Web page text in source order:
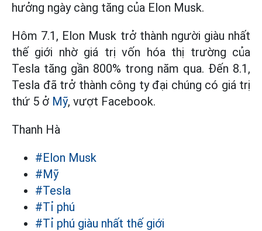
hưởng ngày càng tăng của Elon Musk.
Hôm 7.1, Elon Musk trở thành người giàu nhất
thế giới nhờ giá trị vốn hóa thị trường của
Tesla tăng gần 800% trong năm qua. Đến 8.1,
Tesla đã trở thành công ty đại chúng có giá trị
thứ 5 ở Mỹ, vượt Facebook.
Thanh Hà
#Elon Musk
#Mỹ
#Tesla
#Tỉ phú
#Tỉ phú giàu nhất thế giới